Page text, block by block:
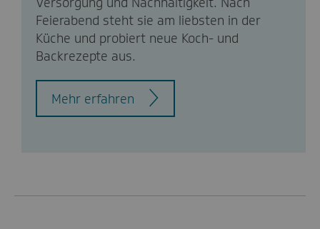
Feierabend steht sie am liebsten in der
Küche und probiert neue Koch- und
Backrezepte aus.
Mehr erfahren